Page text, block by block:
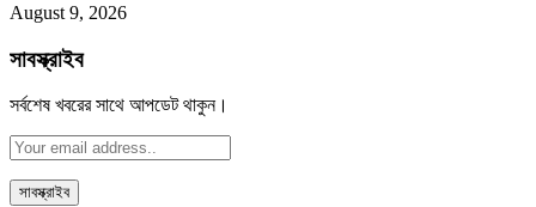
August 9, 2026
সাবস্ক্রাইব
সর্বশেষ খবরের সাথে আপডেট থাকুন।